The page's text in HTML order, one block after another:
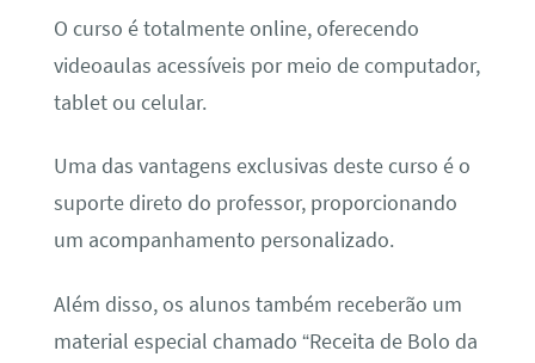
O curso é totalmente online, oferecendo
videoaulas acessíveis por meio de computador,
tablet ou celular.
Uma das vantagens exclusivas deste curso é o
suporte direto do professor, proporcionando
um acompanhamento personalizado.
Além disso, os alunos também receberão um
material especial chamado “Receita de Bolo da